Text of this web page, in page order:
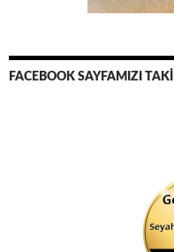
FACEBOOK SAYFAMIZI